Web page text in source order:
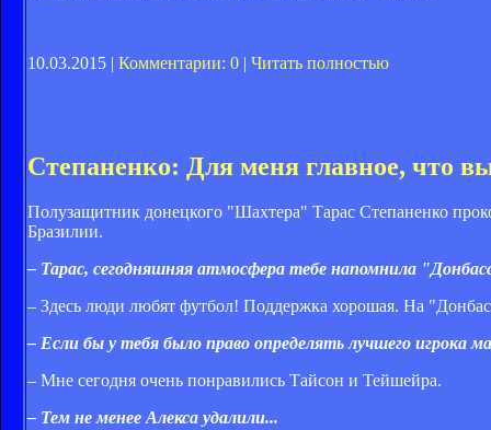
10.03.2015 | Комментарии: 0 | Читать полностью
Степаненко: Для меня главное, что
Полузащитник донецкого "Шахтера" Тарас Степаненко
Бразилии.
– Тарас, сегодняшняя атмосфера тебе напомнила
– Здесь люди любят футбол! Поддержка хорошая. На
– Если бы у тебя было право определять лучшего игрока
– Мне сегодня очень понравились Тайсон и Тейшейра.
– Тем не менее Алекса удалили...